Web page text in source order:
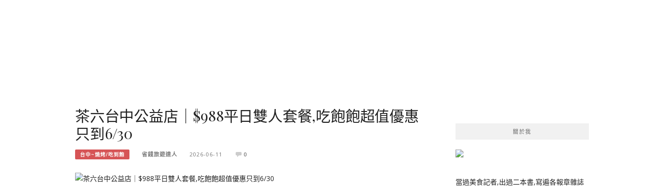
茶六台中公益店｜$988平日雙人套餐,吃飽飽超值優惠
只到6/30
台中~燒烤/吃到飽 省錢旅遊達人 2026-06-11 0
關於我
當過美食記者,出過二本書,寫遍各報章雜誌